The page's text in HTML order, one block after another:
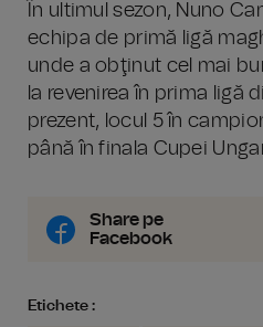
În ultimul sezon, Nuno
echipa de primă ligă
unde a obţinut cel mai
la revenirea în prima ligă
prezent, locul 5 în
până în finala Cupei
Share pe
Facebook
Etichete :